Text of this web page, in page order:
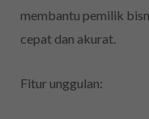
membantu pemilik
cepat dan akurat.
Fitur unggulan: